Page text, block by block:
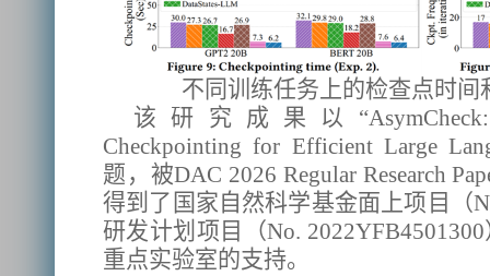
不同训练任务上的检查点时间
该研究成果以“AsymCheck:
Checkpointing for Efficient Large
题，被DAC 2026 Regular Research
得到了国家自然科学基金面上项目（
研发计划项目（No.
重点实验室的支持。